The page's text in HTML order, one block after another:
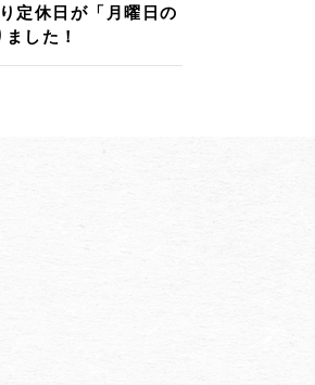
定休日が「月曜日の
した！